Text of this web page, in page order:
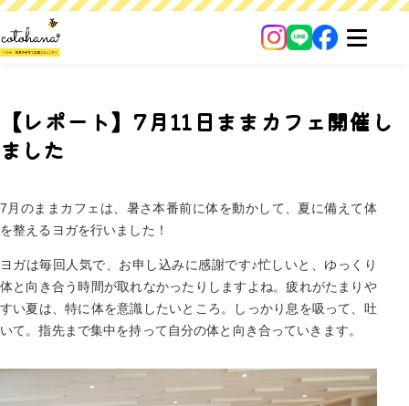
【レポート】7月11日ままカフェ開催し
ました
7月のままカフェは、暑さ本番前に体を動かして、夏に備えて体
を整えるヨガを行いました！
ヨガは毎回人気で、お申し込みに感謝です♪忙しいと、ゆっくり
体と向き合う時間が取れなかったりしますよね。疲れがたまりや
すい夏は、特に体を意識したいところ。しっかり息を吸って、吐
いて。指先まで集中を持って自分の体と向き合っていきます。